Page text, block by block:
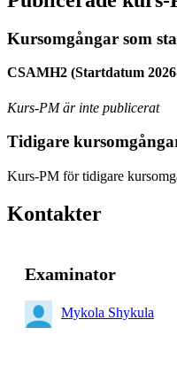
Kursomgångar som
CSAMH2 (Startdatum
Kurs-PM är inte publicerat
Tidigare
Kurs-PM för tidigare
Kontakter
Examinator
Mykola Shykula